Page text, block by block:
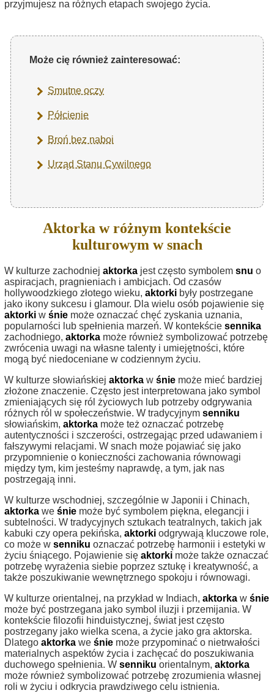
przyjmujesz na różnych etapach swojego życia.
Może cię również zainteresować:
Smutne oczy
Półcienie
Broń bez naboi
Urząd Stanu Cywilnego
Aktorka w różnym kontekście
kulturowym w snach
W kulturze zachodniej aktorka jest często symbolem snu o
aspiracjach, pragnieniach i ambicjach. Od czasów
hollywoodzkiego złotego wieku, aktorki były postrzegane
jako ikony sukcesu i glamour. Dla wielu osób pojawienie się
aktorki w śnie może oznaczać chęć zyskania uznania,
popularności lub spełnienia marzeń. W kontekście sennika
zachodniego, aktorka może również symbolizować potrzebę
zwrócenia uwagi na własne talenty i umiejętności, które
mogą być niedoceniane w codziennym życiu.
W kulturze słowiańskiej aktorka w śnie może mieć bardziej
złożone znaczenie. Często jest interpretowana jako symbol
zmieniających się ról życiowych lub potrzeby odgrywania
różnych ról w społeczeństwie. W tradycyjnym senniku
słowiańskim, aktorka może też oznaczać potrzebę
autentyczności i szczerości, ostrzegając przed udawaniem i
fałszywymi relacjami. W snach może pojawiać się jako
przypomnienie o konieczności zachowania równowagi
między tym, kim jesteśmy naprawdę, a tym, jak nas
postrzegają inni.
W kulturze wschodniej, szczególnie w Japonii i Chinach,
aktorka we śnie może być symbolem piękna, elegancji i
subtelności. W tradycyjnych sztukach teatralnych, takich jak
kabuki czy opera pekińska, aktorki odgrywają kluczowe role,
co może w senniku oznaczać potrzebę harmonii i estetyki w
życiu śniącego. Pojawienie się aktorki może także oznaczać
potrzebę wyrażenia siebie poprzez sztukę i kreatywność, a
także poszukiwanie wewnętrznego spokoju i równowagi.
W kulturze orientalnej, na przykład w Indiach, aktorka w śnie
może być postrzegana jako symbol iluzji i przemijania. W
kontekście filozofii hinduistycznej, świat jest często
postrzegany jako wielka scena, a życie jako gra aktorska.
Dlatego aktorka we śnie może przypominać o nietrwałości
materialnych aspektów życia i zachęcać do poszukiwania
duchowego spełnienia. W senniku orientalnym, aktorka
może również symbolizować potrzebę zrozumienia własnej
roli w życiu i odkrycia prawdziwego celu istnienia.